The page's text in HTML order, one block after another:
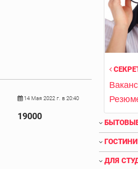
14 Мая 2022 г. в 20:40
19000
ДЛЯ